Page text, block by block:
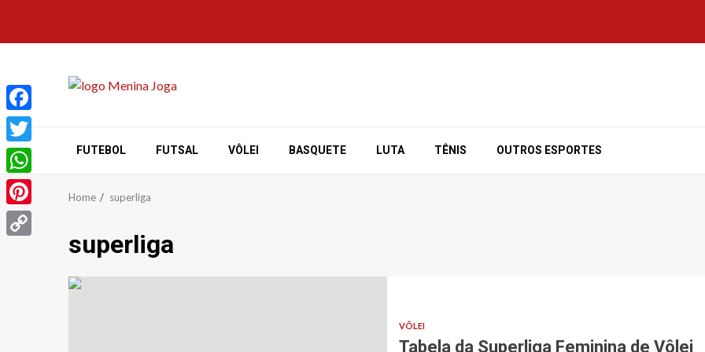
content
FUTEBOL FUTSAL VÔLEI BASQUETE LUTA TÊNIS OUTROS ESPORTES
Home superliga
superliga
VÔLEI
Tabela da Superliga Feminina de Vôlei
Facebook
Twitter
WhatsApp
Pinterest